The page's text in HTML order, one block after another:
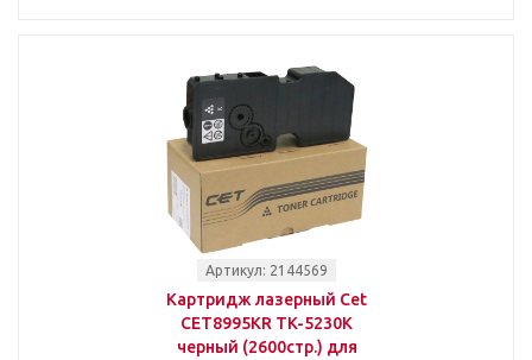
Артикул: 2144569
Картридж лазерный Cet
CET8995KR TK-5230K
черный (2600стр.) для